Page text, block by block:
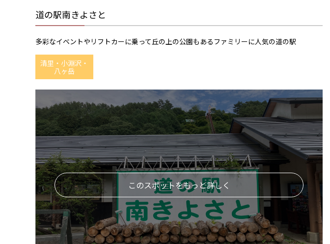
道の駅南きよさと
多彩なイベントやリフトカーに乗って丘の上の公園もあるファミリーに人気の道の駅
清里・小淵沢・
八ヶ岳
このスポットをもっと詳しく